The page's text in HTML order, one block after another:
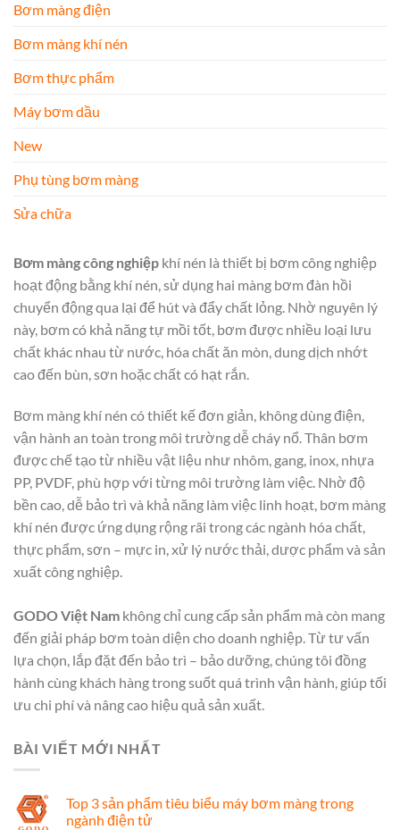
Bơm màng điện
Bơm màng khí nén
Bơm thực phẩm
Máy bơm dầu
New
Phụ tùng bơm màng
Sửa chữa
Bơm màng công nghiệp khí nén là thiết bị bơm công nghiệp
hoạt động bằng khí nén, sử dụng hai màng bơm đàn hồi
chuyển động qua lại để hút và đẩy chất lỏng. Nhờ nguyên lý
này, bơm có khả năng tự mồi tốt, bơm được nhiều loại lưu
chất khác nhau từ nước, hóa chất ăn mòn, dung dịch nhớt
cao đến bùn, sơn hoặc chất có hạt rắn.
Bơm màng khí nén có thiết kế đơn giản, không dùng điện,
vận hành an toàn trong môi trường dễ cháy nổ. Thân bơm
được chế tạo từ nhiều vật liệu như nhôm, gang, inox, nhựa
PP, PVDF, phù hợp với từng môi trường làm việc. Nhờ độ
bền cao, dễ bảo trì và khả năng làm việc linh hoạt, bơm màng
khí nén được ứng dụng rộng rãi trong các ngành hóa chất,
thực phẩm, sơn – mực in, xử lý nước thải, dược phẩm và sản
xuất công nghiệp.
GODO Việt Nam không chỉ cung cấp sản phẩm mà còn mang
đến giải pháp bơm toàn diện cho doanh nghiệp. Từ tư vấn
lựa chọn, lắp đặt đến bảo trì – bảo dưỡng, chúng tôi đồng
hành cùng khách hàng trong suốt quá trình vận hành, giúp tối
ưu chi phí và nâng cao hiệu quả sản xuất.
BÀI VIẾT MỚI NHẤT
Top 3 sản phẩm tiêu biểu máy bơm màng trong
ngành điện tử